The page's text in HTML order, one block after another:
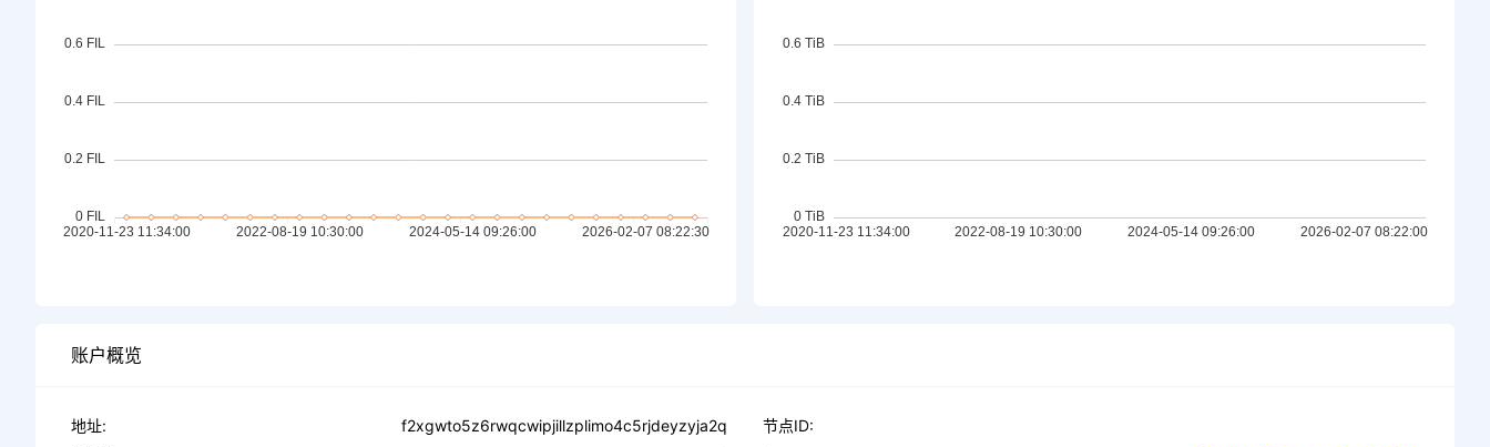
账户概览
地址:
f2xgwto5z6rwqcwipjillzplimo4c5rjdeyzyja2q
节点ID: